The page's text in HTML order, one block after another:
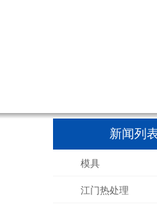
新闻列
模具
江门热处理